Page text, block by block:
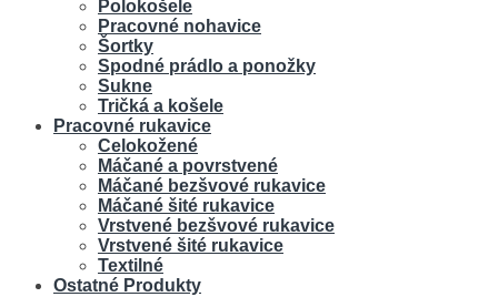
Polokošele
Pracovné nohavice
Šortky
Spodné prádlo a ponožky
Sukne
Tričká a košele
Pracovné rukavice
Celokožené
Máčané a povrstvené
Máčané bezšvové rukavice
Máčané šité rukavice
Vrstvené bezšvové rukavice
Vrstvené šité rukavice
Textilné
Ostatné Produkty